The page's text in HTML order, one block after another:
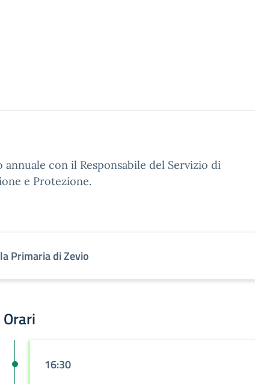
con il Responsabile del Servizio di
e Protezione.
Primaria di Zevio
16:30